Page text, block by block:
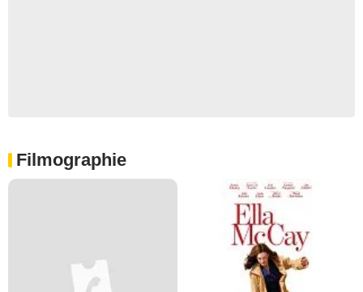
Filmographie